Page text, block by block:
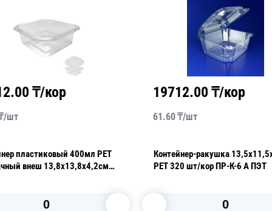
₸/кор
шт
пластиковый 400мл РЕТ
внеш 13,8х13,8х4,2см
19712.00 ₸/кор
61.60₸/шт
Контейнер-ракушка
PET 320 шт/кор ПР-К-6 А ПЭТ